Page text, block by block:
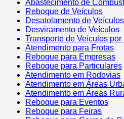
Abastecimento de
Reboque de Veículos
Desatolamento de Veículos
Desviramento de Veículos
Transporte de Veículos
Atendimento para Frotas
Reboque para Empresas
Reboque para Particulares
Atendimento em Rodovias
Atendimento em Áreas
Atendimento em Áreas
Reboque para Eventos
Reboque para Feiras